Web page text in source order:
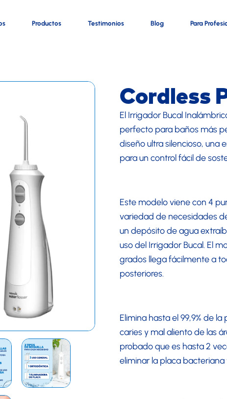
Productos Testimonios Blog Para
Cordless
El Irrigador Bucal
perfecto para baños más
diseño ultra silencioso, una
para un control fácil de
Este modelo viene con 4
variedad de necesidades
un depósito de agua
uso del Irrigador Bucal. El
grados llega fácilmente a
posteriores.
Elimina hasta el 99,9% de
caries y mal aliento de las
probado que es hasta 2
eliminar la placa bacteriana